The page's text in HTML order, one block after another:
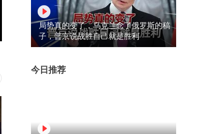
局势真的变了，乌克兰念了俄罗斯的稿
子，普京说战胜自己就是胜利
今日推荐